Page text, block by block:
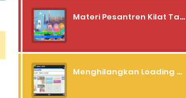
Materi Pesantren Kilat Tahun 2024 / 1445 H
Menghilangkan Loading Saat Menulis Status dan Komentar Facebook Lewat Operamini